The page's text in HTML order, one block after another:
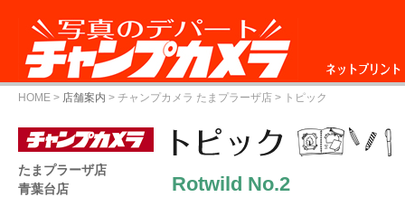
ネットプリント
HOME > 店舗案内 > チャンプカメラ たまプラーザ店 > トピック
Rotwild No.2
たまプラーザ店
青葉台店